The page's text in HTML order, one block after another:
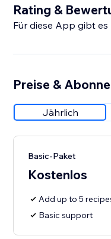
Rating &
Für diese App gibt
Preise &
Jährlich
Basic-Paket
Kostenlos
Add up to 5
Basic support